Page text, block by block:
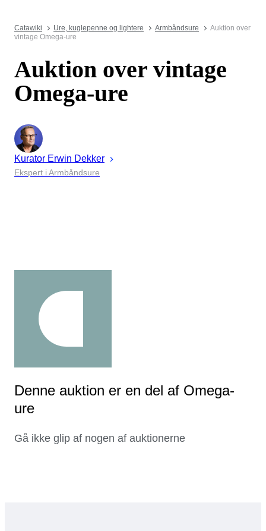
Catawiki Ure, kuglepenne og lightere Armbåndsure
Auktion over
vintage Omega-ure
Auktion over vintage
Omega-ure
Kurator Erwin Dekker
Ekspert i Armbåndsure
Denne auktion er en del af Omega-
ure
Gå ikke glip af nogen af auktionerne